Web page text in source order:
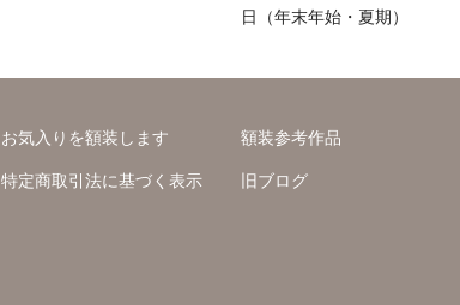
日（年末年始・夏期）
お気入りを額装します 額装参考作品
特定商取引法に基づく表示 旧ブログ